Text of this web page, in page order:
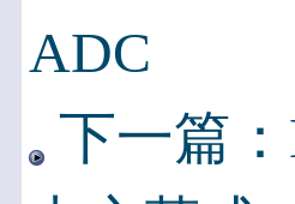
ADC
下一篇